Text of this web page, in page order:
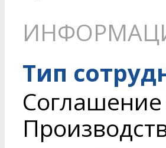
Тип
Соглашение